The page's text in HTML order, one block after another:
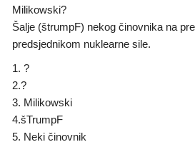
Milikowski?
Šalje (štrumpF) nekog činovnika na
predsjednikom nuklearne sile.
1. ?
2.?
3. Milikowski
4.šTrumpF
5. Neki činovnik